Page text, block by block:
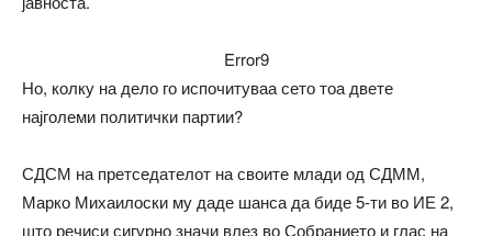
Error9
Но, колку на дело го испочитуваа сето тоа двете
најголеми политички партии?
СДСМ на претседателот на своите млади од СДММ,
Марко Михаилоски му даде шанса да биде 5-ти во ИЕ 2,
што речиси сигурно значи влез во Собранието и глас на